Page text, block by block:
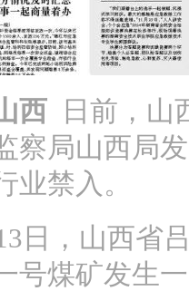
西 日前，山
察局山西局
业禁入。
日，山西省
号煤矿发生